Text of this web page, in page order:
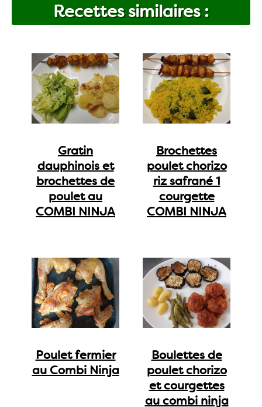
Recettes similaires :
Gratin
dauphinois et
brochettes de
poulet au
COMBI NINJA
Brochettes
poulet chorizo
riz safrané 1
courgette
COMBI NINJA
Poulet fermier
au Combi Ninja
Boulettes de
poulet chorizo
et courgettes
au combi ninja